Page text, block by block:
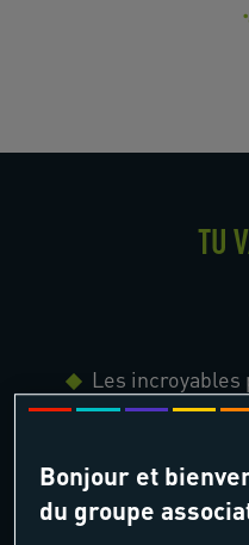
TU
Les incroyables
d'Aspe
vallée
La combinaison
Bonjour et
du groupe